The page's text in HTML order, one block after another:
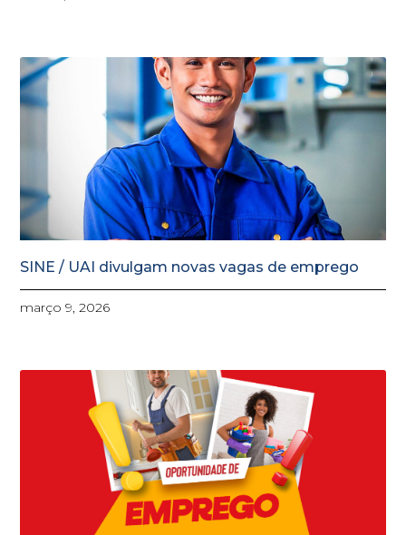
SINE / UAI divulgam novas vagas de emprego
março 9, 2026